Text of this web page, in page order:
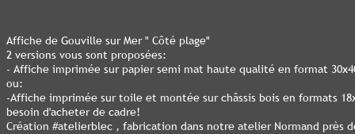
Affiche de Gouville sur Mer " Côté plage"
2 versions vous sont proposées:
- Affiche imprimée sur papier semi mat haute qualité en format
ou:
-Affiche imprimée sur toile et montée sur châssis bois en formats
besoin d'acheter de cadre!
Création #atelierblec , fabrication dans notre atelier Normand près